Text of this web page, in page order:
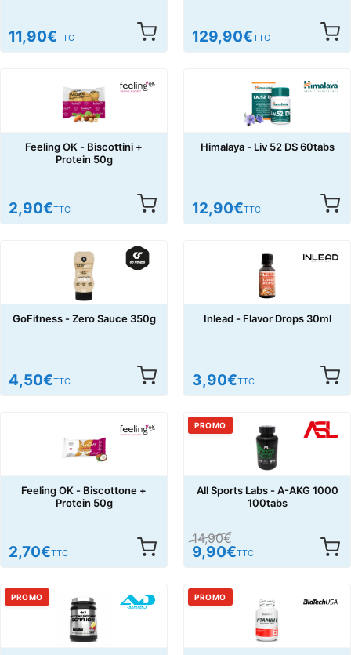
11,90€TTC 129,90€TTC
Feeling OK - Biscottini +
Protein 50g
2,90€TTC
Himalaya - Liv 52 DS 60tabs
12,90€TTC
GoFitness - Zero Sauce 350g
4,50€TTC
Inlead - Flavor Drops 30ml
3,90€TTC
Feeling OK - Biscottone +
Protein 50g
2,70€TTC
PROMO
All Sports Labs - A-AKG 1000
100tabs
14,90€
9,90€TTC
PROMO PROMO